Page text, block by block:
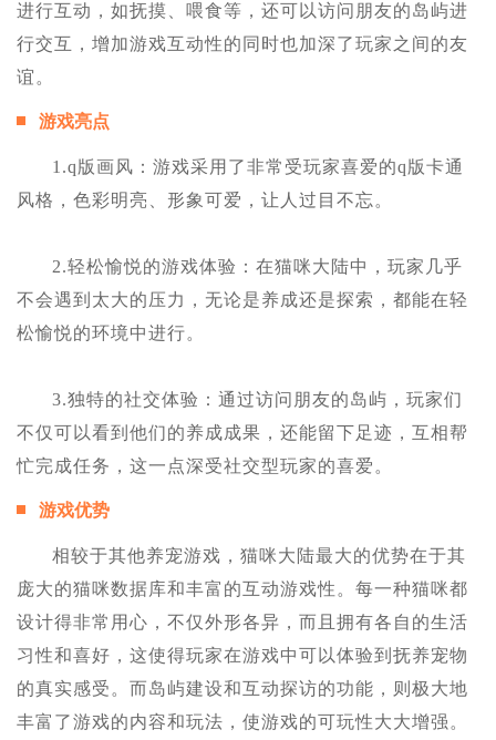
进行互动，如抚摸、喂食等，还可以访问朋友的岛屿进
行交互，增加游戏互动性的同时也加深了玩家之间的友
谊。
游戏亮点
1.q版画风：游戏采用了非常受玩家喜爱的q版卡通
风格，色彩明亮、形象可爱，让人过目不忘。
2.轻松愉悦的游戏体验：在猫咪大陆中，玩家几乎
不会遇到太大的压力，无论是养成还是探索，都能在轻
松愉悦的环境中进行。
3.独特的社交体验：通过访问朋友的岛屿，玩家们
不仅可以看到他们的养成成果，还能留下足迹，互相帮
忙完成任务，这一点深受社交型玩家的喜爱。
游戏优势
相较于其他养宠游戏，猫咪大陆最大的优势在于其
庞大的猫咪数据库和丰富的互动游戏性。每一种猫咪都
设计得非常用心，不仅外形各异，而且拥有各自的生活
习性和喜好，这使得玩家在游戏中可以体验到抚养宠物
的真实感受。而岛屿建设和互动探访的功能，则极大地
丰富了游戏的内容和玩法，使游戏的可玩性大大增强。